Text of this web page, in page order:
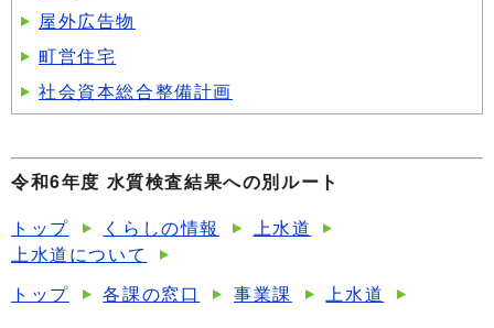
屋外広告物
町営住宅
社会資本総合整備計画
令和6年度 水質検査結果への別ルート
トップ
くらしの情報
上水道
上水道について
トップ
各課の窓口 事業課 上水道